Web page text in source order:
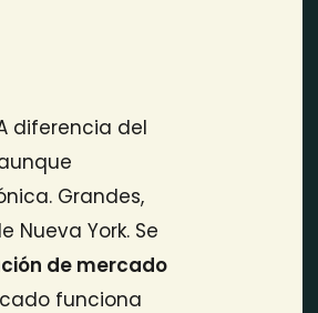
diferencia del
Grandes,
York. Se
de mercado
funciona